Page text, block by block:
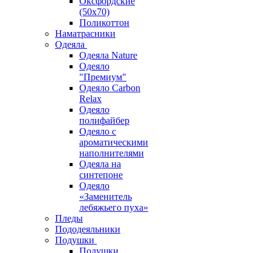
(50х70)
Поликоттон
Наматрасники
Одеяла
Одеяла Nature
Одеяло
"Премиум"
Одеяло Carbon
Relax
Одеяло
полифайбер
Одеяло с
ароматическими
наполнителями
Одеяла на
синтепоне
Одеяло
«Заменитель
лебяжьего пуха»
Пледы
Пододеяльники
Подушки
Подушки